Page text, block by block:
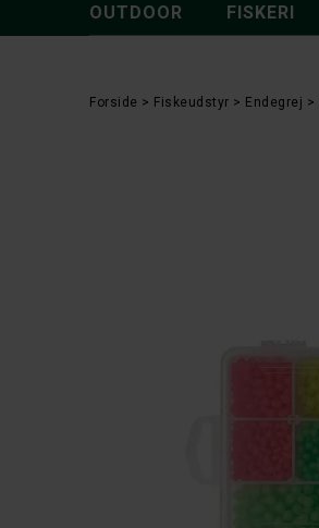
OUTDOOR FISKERI
Forside Fiskeudstyr Endegrej